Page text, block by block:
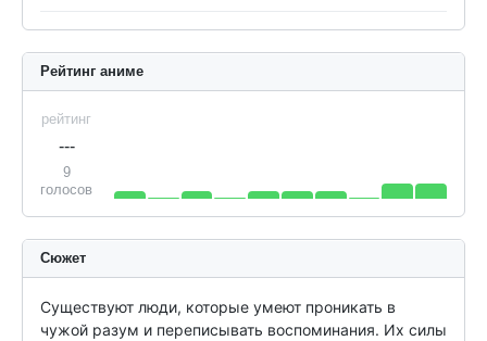
Рейтинг аниме
рейтинг
---
9
голосов
Сюжет
Существуют люди, которые умеют проникать в
чужой разум и переписывать воспоминания. Их силы